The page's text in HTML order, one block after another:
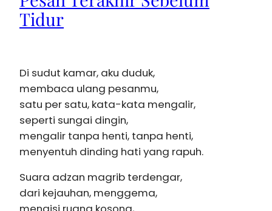
Tidur
Di sudut kamar, aku duduk,
membaca ulang pesanmu,
satu per satu, kata-kata mengalir,
seperti sungai dingin,
mengalir tanpa henti, tanpa henti,
menyentuh dinding hati yang rapuh.
Suara adzan magrib terdengar,
dari kejauhan, menggema,